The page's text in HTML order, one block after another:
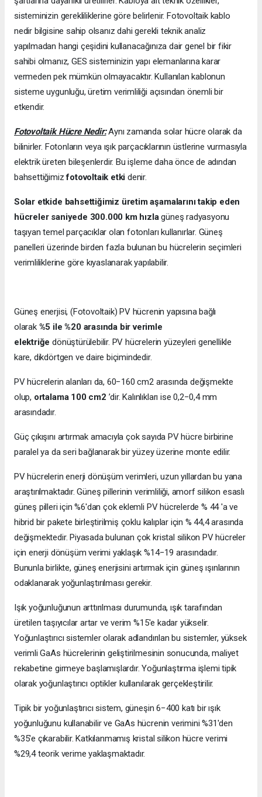
sisteminizin gerekliliklerine göre belirlenir. Fotovoltaik kablo
nedir bilgisine sahip olsanız dahi gerekli teknik analiz
yapılmadan hangi çeşidini kullanacağınıza dair genel bir fikir
sahibi olmanız, GES sisteminizin yapı elemanlarına karar
vermeden pek mümkün olmayacaktır. Kullanılan kablonun
sisteme uygunluğu, üretim verimliliği açısından önemli bir
etkendir.
Fotovoltaik Hücre Nedir:Aynı zamanda solar hücre olarak da
bilinirler. Fotonların veya ışık parçacıklarının üstlerine vurmasıyla
elektrik üreten bileşenlerdir. Bu işleme daha önce de adından
bahsettiğimizfotovoltaik etkidenir.
Solar etkide bahsettiğimiz üretim aşamalarını takip eden
hücreler saniyede 300.000 km hızlagüneş radyasyonu
taşıyan temel parçacıklar olan fotonları kullanırlar. Güneş
panelleri üzerinde birden fazla bulunan bu hücrelerin seçimleri
verimliliklerine göre kıyaslanarak yapılabilir.
Güneş enerjisi, (Fotovoltaik) PV hücrenin yapısına bağlı
olarak %5 ile %20 arasında bir verimle
elektriğedönüştürülebilir. PV hücrelerin yüzeyleri genellikle
kare, dikdörtgen ve daire biçimindedir.
PV hücrelerin alanları da, 60−160 cm2 arasında değişmekte
olup, ortalama 100 cm2 ’dir. Kalınlıkları ise 0,2−0,4 mm
arasındadır.
Güç çıkışını artırmak amacıyla çok sayıda PV hücre birbirine
paralel ya da seri bağlanarak bir yüzey üzerine monte edilir.
PV hücrelerin enerji dönüşüm verimleri, uzun yıllardan bu yana
araştırılmaktadır. Güneş pillerinin verimliliği, amorf silikon esaslı
güneş pilleri için %6'dan çok eklemli PV hücrelerde % 44 'a ve
hibrid bir pakete birleştirilmiş çoklu kalıplar için % 44,4 arasında
değişmektedir. Piyasada bulunan çok kristal silikon PV hücreler
için enerji dönüşüm verimi yaklaşık %14−19 arasındadır.
Bununla birlikte, güneş enerjisini artırmak için güneş ışınlarının
odaklanarak yoğunlaştırılması gerekir.
Işık yoğunluğunun arttırılması durumunda, ışık tarafından
üretilen taşıyıcılar artar ve verim %15'e kadar yükselir.
Yoğunlaştırıcı sistemler olarak adlandırılan bu sistemler, yüksek
verimli GaAs hücrelerinin geliştirilmesinin sonucunda, maliyet
rekabetine girmeye başlamışlardır. Yoğunlaştırma işlemi tipik
olarak yoğunlaştırıcı optikler kullanılarak gerçekleştirilir.
Tipik bir yoğunlaştırıcı sistem, güneşin 6−400 katı bir ışık
yoğunluğunu kullanabilir ve GaAs hücrenin verimini %31'den
%35'e çıkarabilir. Katkılanmamış kristal silikon hücre verimi
%29,4 teorik verime yaklaşmaktadır.